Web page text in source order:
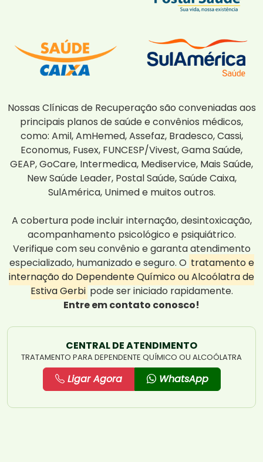
Nossas Clínicas de Recuperação são conveniadas aos
principais planos de saúde e convênios médicos,
como: Amil, AmHemed, Assefaz, Bradesco, Cassi,
Economus, Fusex, FUNCESP/Vivest, Gama Saúde,
GEAP, GoCare, Intermedica, Mediservice, Mais Saúde,
New Saúde Leader, Postal Saúde, Saúde Caixa,
SulAmérica, Unimed e muitos outros.
A cobertura pode incluir internação, desintoxicação,
acompanhamento psicológico e psiquiátrico.
Verifique com seu convênio e garanta atendimento
especializado, humanizado e seguro. O tratamento e
internação do Dependente Químico ou Alcoólatra de
Estiva Gerbi pode ser iniciado rapidamente.
Entre em contato conosco!
CENTRAL DE ATENDIMENTO
TRATAMENTO PARA DEPENDENTE QUÍMICO OU ALCOÓLATRA
Ligar Agora WhatsApp